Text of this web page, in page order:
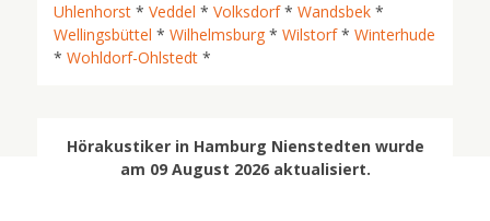
Uhlenhorst * Veddel * Volksdorf* Wandsbek *
Wellingsbüttel * Wilhelmsburg * Wilstorf* Winterhude
* Wohldorf-Ohlstedt *
Hörakustiker in Hamburg Nienstedten wurde
am 09 August 2026 aktualisiert.